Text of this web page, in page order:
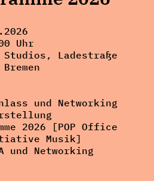
Uhr
Studios , Ladestraße
und Networking
2026 [POP Office
Musik]
und Networking